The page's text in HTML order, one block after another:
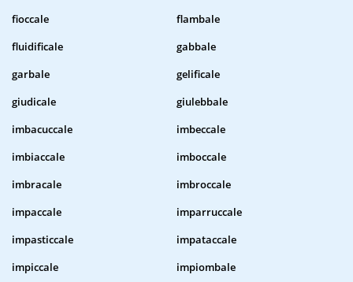
fioccale
flambale
fluidificale
gabbale
garbale
gelificale
giudicale
giulebbale
imbacuccale
imbeccale
imbiaccale
imboccale
imbracale
imbroccale
impaccale
imparruccale
impasticcale
impataccale
impiccale
impiombale